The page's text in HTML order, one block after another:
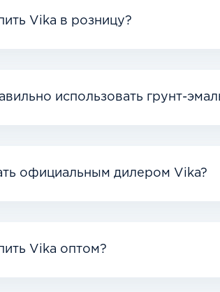
Vika в розницу?
использовать грунт-
официальным дилером Vika?
Vika оптом?